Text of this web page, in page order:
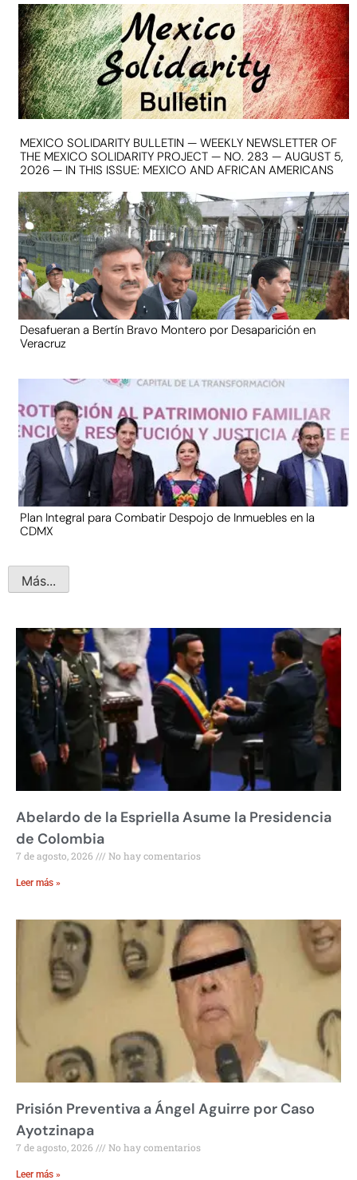
MEXICO SOLIDARITY BULLETIN — WEEKLY NEWSLETTER OF
THE MEXICO SOLIDARITY PROJECT — NO. 283 — AUGUST 5,
2026 — IN THIS ISSUE: MEXICO AND AFRICAN AMERICANS
Desafueran a Bertín Bravo Montero por Desaparición en
Veracruz
Plan Integral para Combatir Despojo de Inmuebles en la
CDMX
Más...
Abelardo de la Espriella Asume la Presidencia
de Colombia
7 de agosto, 2026 No hay comentarios
Leer más »
Prisión Preventiva a Ángel Aguirre por Caso
Ayotzinapa
7 de agosto, 2026 No hay comentarios
Leer más »